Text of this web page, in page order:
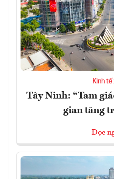
Kinh tế
Tây Ninh: “Tam
gian tăng
Đọc